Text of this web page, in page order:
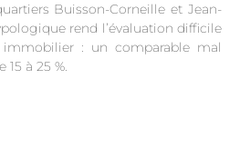
Buisson-Corneille et Jean-
rend l’évaluation difficile
: un comparable mal
à 25 %.